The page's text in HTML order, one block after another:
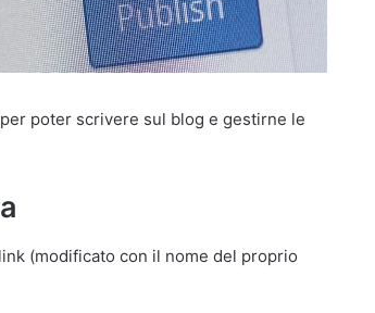
poter scrivere sul blog e gestirne le
(modificato con il nome del proprio